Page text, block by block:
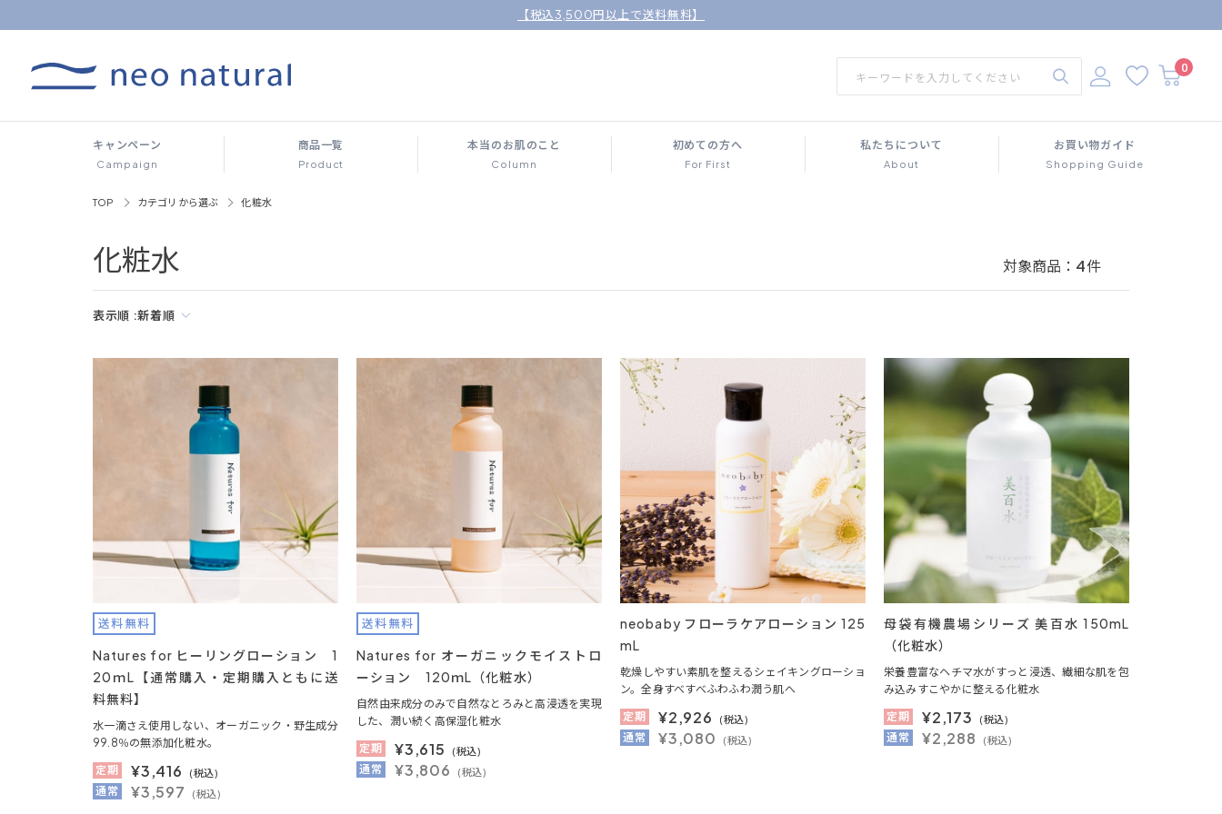
【税込3,500円以上で送料無料】
0
キャンペーン
Campaign
商品一覧
Product
本当のお肌のこと
Column
初めての方へ
For First
私たちについて
About
お買い物ガイド
Shopping Guide
TOP カテゴリから選ぶ 化粧水
化粧水 対象商品： 4件
表示順 :新着順
送料無料
Natures for ヒーリングローション 1
20ｍL【通常購入・定期購入ともに送
料無料】
水一滴さえ使用しない、オーガニック・野生成分
99.8％の無添加化粧水。
定期
¥3,416 (税込)
通常 ¥3,597 (税込)
送料無料
Natures for オーガニックモイストロ
ーション 120ｍL（化粧水）
自然由来成分のみで自然なとろみと高浸透を実現
した、潤い続く高保湿化粧水
定期
¥3,615 (税込)
通常 ¥3,806 (税込)
neobaby フローラケアローション 125
mL
乾燥しやすい素肌を整えるシェイキングローショ
ン。全身すべすべふわふわ潤う肌へ
定期
¥2,926 (税込)
通常 ¥3,080 (税込)
母袋有機農場シリーズ 美百水 150mL
（化粧水）
栄養豊富なヘチマ水がすっと浸透、繊細な肌を包
み込みすこやかに整える化粧水
定期
¥2,173 (税込)
通常 ¥2,288 (税込)